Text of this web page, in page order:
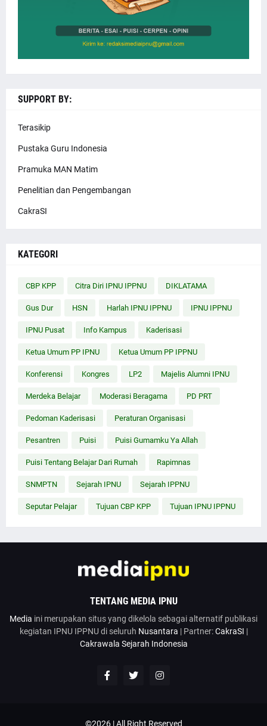
SUPPORT BY:
Terasikip
Pustaka Guru Indonesia
Pramuka MAN Matim
Penelitian dan Pengembangan
CakraSI
KATEGORI
CBP KPP Citra Diri IPNU IPPNU DIKLATAMA
Gus Dur HSN Harlah IPNU IPPNU IPNU IPPNU
IPNU Pusat Info Kampus Kaderisasi
Ketua Umum PP IPNU Ketua Umum PP IPPNU
Konferensi Kongres LP2 Majelis Alumni IPNU
Merdeka Belajar Moderasi Beragama PD PRT
Pedoman Kaderisasi Peraturan Organisasi
Pesantren Puisi Puisi Gumamku Ya Allah
Puisi Tentang Belajar Dari Rumah Rapimnas
SNMPTN Sejarah IPNU Sejarah IPPNU
Seputar Pelajar Tujuan CBP KPP Tujuan IPNU IPPNU
TENTANG MEDIA IPNU
Media ini merupakan situs yang dikelola sebagai alternatif publikasi
kegiatan IPNU IPPNU di seluruh Nusantara | Partner:CakraSI |
Cakrawala Sejarah Indonesia
©2026 | All Right Reserved